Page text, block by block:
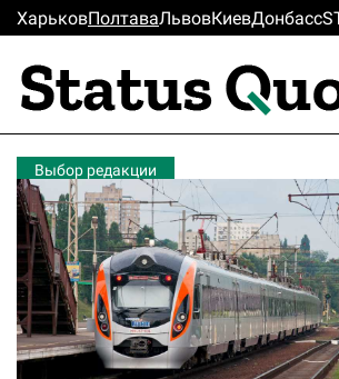
ХарьковПолтаваЛьвовКиевДонбасс
Выбор редакции